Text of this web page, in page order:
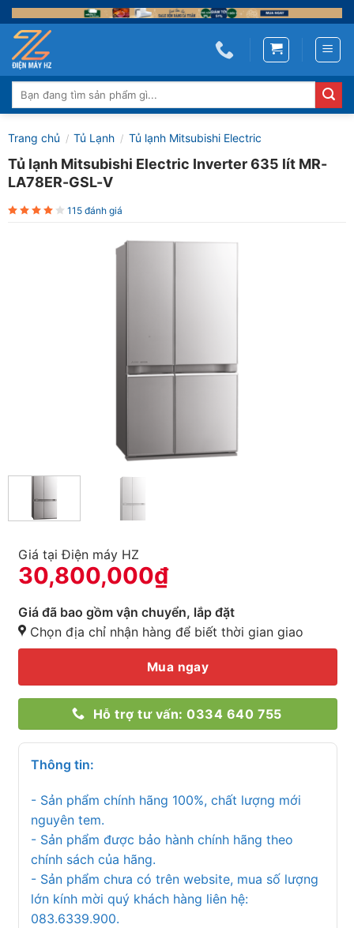
Skip
to
content
Tìm
kiếm:
Trang chủ / Tủ Lạnh / Tủ lạnh Mitsubishi Electric
Tủ lạnh Mitsubishi Electric Inverter 635 lít MR-
LA78ER-GSL-V
115 đánh giá
Giá tại Điện máy HZ
30,800,000₫
Giá đã bao gồm vận chuyển, lắp đặt
Chọn địa chỉ nhận hàng để biết thời gian giao
Mua ngay
Hỗ trợ tư vấn: 0334 640 755
Thông tin:
- Sản phẩm chính hãng 100%, chất lượng mới
nguyên tem.
- Sản phẩm được bảo hành chính hãng theo
chính sách của hãng.
- Sản phẩm chưa có trên website, mua số lượng
lớn kính mời quý khách hàng liên hệ:
083.6339.900.